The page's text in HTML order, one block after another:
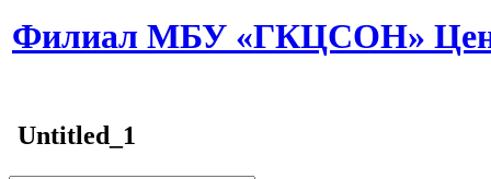
Филиал МБУ «ГКЦСОН»
Untitled_1